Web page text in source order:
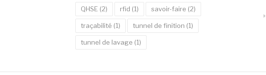
QHSE (2) rfid (1) savoir-faire (2)
traçabilité (1) tunnel de finition (1)
tunnel de lavage (1)